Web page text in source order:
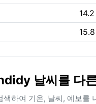
날씨를 다른
색하여 기온, 날씨, 예보를